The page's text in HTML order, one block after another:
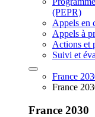
(PEPR)
Appels en
Appels à
Actions et
Suivi et
France
France
France 2030